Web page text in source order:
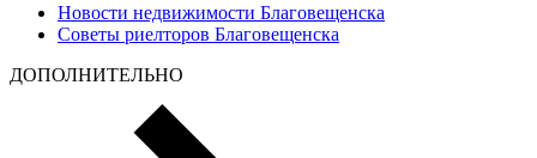
Новости недвижимости Благовещенска
Советы риелторов Благовещенска
ДОПОЛНИТЕЛЬНО